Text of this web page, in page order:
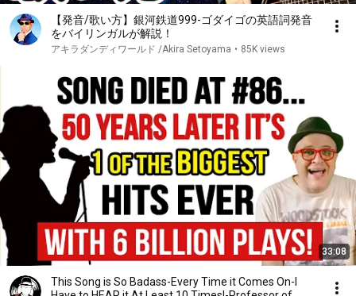
【発音/歌い方】銀河鉄道999-ゴダイゴの英語詞発音
をバイリンガルが解説！
アキラダンディワールド /Akira Setoyama • 85K views
33:08
This Song is So Badass-Every Time it Comes On-I